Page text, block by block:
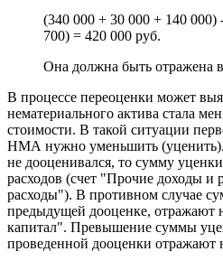
(340 000 + 30 000 + 140 000)
700) = 420 000 руб.
Она должна быть отражена в
В процессе переоценки может
нематериального актива стала
стоимости. В такой ситуации
НМА нужно уменьшить
не дооценивался, то сумму
расходов (счет "Прочие доходы и
расходы"). В противном случае
предыдущей дооценке, отражают
капитал". Превышение суммы
проведенной дооценки отражают